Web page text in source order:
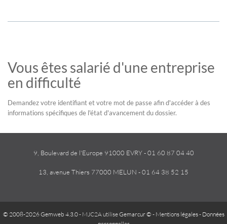
Vous êtes salarié d'une entreprise
en difficulté
Demandez votre identifiant et votre mot de passe afin d'accéder à des
informations spécifiques de l'état d'avancement du dossier.
9, Boulevard de l'Europe 91000 EVRY - 01 60 87 04 40
13, avenue Thiers 77000 MELUN - 01 64 38 52 15
© 2008-2026 Gemweb 4.3.0- MJC2A utiliseGemarcur © - Mentions légales- Données